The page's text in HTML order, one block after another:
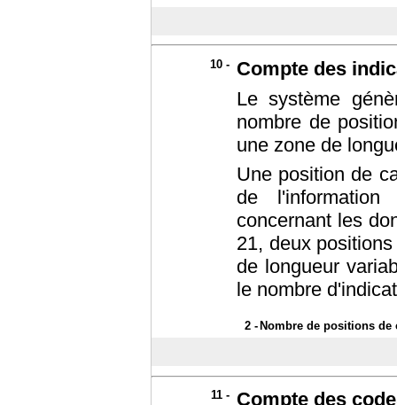
10 -
Compte des
Le système
nombre de
une zone de
Une position de
de
concernant les
21, deux
de longueur
le nombre
2 - Nombre de positions
11 -
Compte des